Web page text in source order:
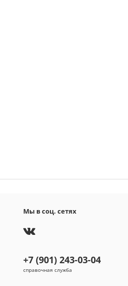
Мы в соц. сетях
+7 (901) 243-03-04
справочная служба